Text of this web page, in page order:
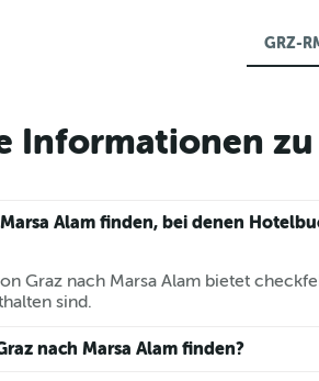
GRZ-
Informationen zu
Alam finden, bei denen
Graz nach Marsa Alam bietet
sind.
nach Marsa Alam finden?